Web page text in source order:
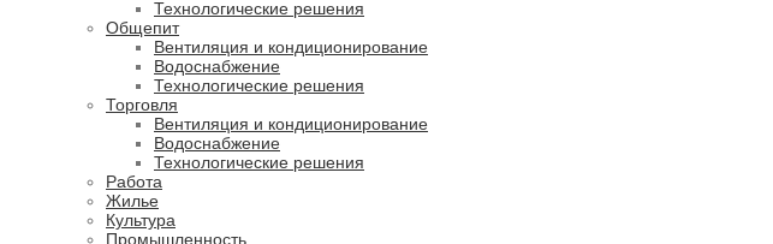
Технологические решения
Общепит
Вентиляция и кондиционирование
Водоснабжение
Технологические решения
Торговля
Вентиляция и кондиционирование
Водоснабжение
Технологические решения
Работа
Жилье
Культура
Промышленность